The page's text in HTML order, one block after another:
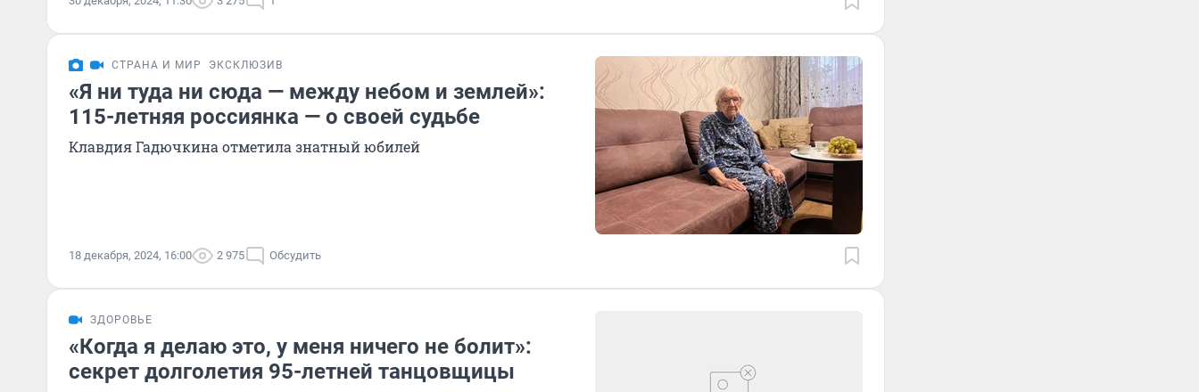
СТРАНА И МИР ЭКСКЛЮЗИВ
«Я ни туда ни сюда — между небом и землей»:
115-летняя россиянка — о своей судьбе
Клавдия Гадючкина отметила знатный юбилей
18 декабря, 2024, 16:00 2 975 Обсудить
ЗДОРОВЬЕ
«Когда я делаю это, у меня ничего не болит»:
секрет долголетия 95-летней танцовщицы